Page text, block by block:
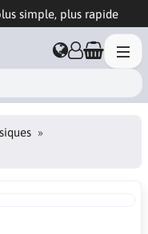
simple, plus rapide